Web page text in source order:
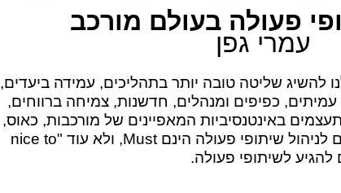
פעולה בעולם מורכב
עמרי גפן
להשיג שליטה טובה יותר בתהליכים, עמידה ביעדים,
כפיפים ומנהלים, חדשנות, צמיחה ברווחים,
באינטנסיביות המאפיינים של מורכבות, כאוס,
השטחה ותלות הדדית, כלים מובנים לניהול שיתופי פעולה הינם Must, ולא עוד "nice to